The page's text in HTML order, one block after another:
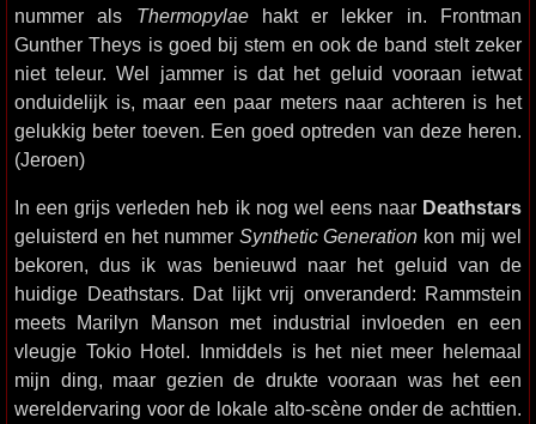
nummer als Thermopylaehakt er lekker in. Frontman
Gunther Theys is goed bij stem en ook de band stelt zeker
niet teleur. Wel jammer is dat het geluid vooraan ietwat
onduidelijk is, maar een paar meters naar achteren is het
gelukkig beter toeven. Een goed optreden van deze heren.
(Jeroen)
In een grijs verleden heb ik nog wel eens naar Deathstars
geluisterd en het nummer Synthetic Generation kon mij wel
bekoren, dus ik was benieuwd naar het geluid van de
huidige Deathstars. Dat lijkt vrij onveranderd: Rammstein
meets Marilyn Manson met industrial invloeden en een
vleugje Tokio Hotel. Inmiddels is het niet meer helemaal
mijn ding, maar gezien de drukte vooraan was het een
wereldervaring voor de lokale alto-scène onder de achttien.